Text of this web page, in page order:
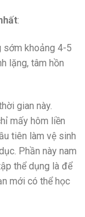
:
sớm khoảng 4-5
lặng, tâm hồn
gian này.
mấy hôm liền
tiên làm vệ sinh
Phần này nam
thể dụng là để
mới có thể học